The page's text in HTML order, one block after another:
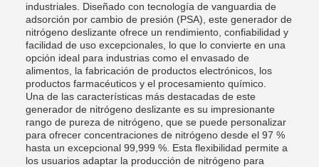
industriales. Diseñado con tecnología de vanguardia de
adsorción por cambio de presión (PSA), este generador de
nitrógeno deslizante ofrece un rendimiento, confiabilidad y
facilidad de uso excepcionales, lo que lo convierte en una
opción ideal para industrias como el envasado de
alimentos, la fabricación de productos electrónicos, los
productos farmacéuticos y el procesamiento químico.
Una de las características más destacadas de este
generador de nitrógeno deslizante es su impresionante
rango de pureza de nitrógeno, que se puede personalizar
para ofrecer concentraciones de nitrógeno desde el 97 %
hasta un excepcional 99,999 %. Esta flexibilidad permite a
los usuarios adaptar la producción de nitrógeno para